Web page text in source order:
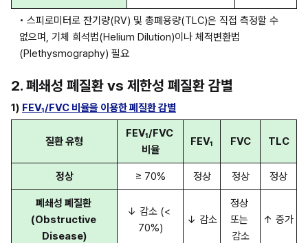
• 스피로미터로 잔기량(RV) 및 총폐용량(TLC)은 직접 측정할 수
없으며, 기체 희석법(Helium Dilution)이나 체적변환법
(Plethysmography) 필요
2. 폐쇄성 폐질환 vs 제한성 폐질환 감별
1) FEV₁/FVC 비율을 이용한 폐질환 감별
질환 유형
FEV₁/FVC
비율
FEV₁ FVC TLC
정상 ≥ 70% 정상 정상 정상
폐쇄성 폐질환
(Obstructive
Disease)
↓ 감소 (<
70%)
↓ 감소
정상
또는
감소
↑ 증가